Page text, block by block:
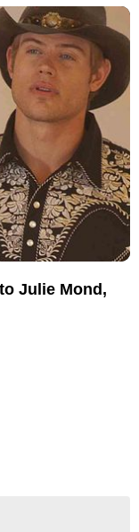
Julie Mond,